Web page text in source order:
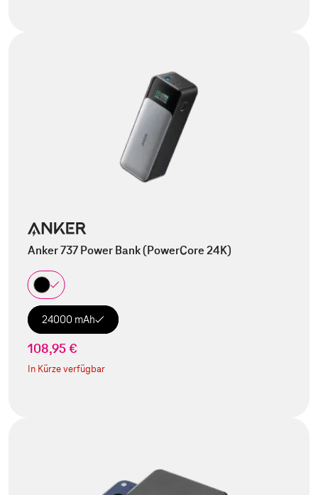
Anker 737 Power Bank (PowerCore 24K)
24000 mAh
108,95 €
In Kürze verfügbar